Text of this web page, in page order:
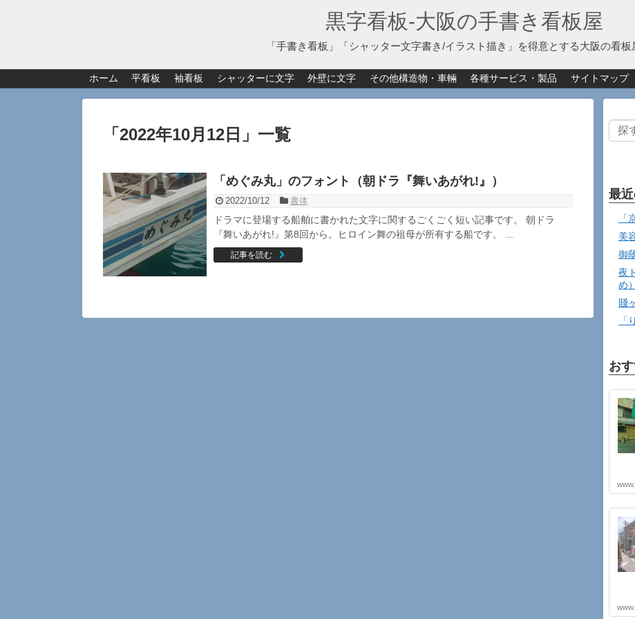
黒字看板‐大阪の手書き看板屋
「手書き看板」「シャッター文字書き/イラスト描き」を得意とする大阪の看板
ホーム 平看板 袖看板 シャッターに文字 外壁に文字 その他構造物・車輛 各種サービス・製品 サイトマップ
「 2022年10月12日 」 一覧
「めぐみ丸」のフォント（朝ドラ『舞いあがれ!』）
2022/10/12 書体
ドラマに登場する船舶に書かれた文字に関するごくごく短い記事です。 朝ドラ
『舞いあがれ!』第8回から。ヒロイン舞の祖母が所有する船です。 ...
記事を読む
最
「
美
御
夜
め）
賤
「
お